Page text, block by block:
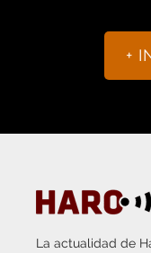
+
La actualidad de